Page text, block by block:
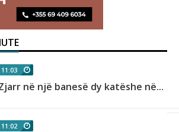
11:03
në një banesë dy katëshe në...
11:02